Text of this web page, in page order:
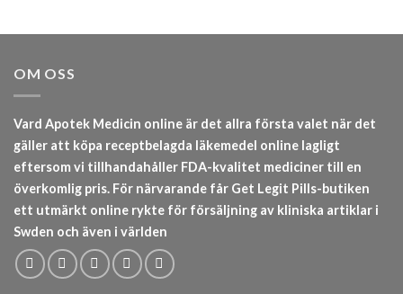
OM OSS
Vard Apotek Medicin online är det allra första valet när det
gäller att köpa receptbelagda läkemedel online lagligt
eftersom vi tillhandahåller FDA-kvalitet mediciner till en
överkomlig pris. För närvarande får Get Legit Pills-butiken
ett utmärkt online rykte för försäljning av kliniska artiklar i
Swden och även i världen